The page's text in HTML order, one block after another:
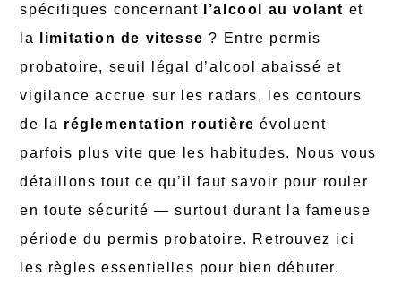
spécifiques concernant
l’alcool au volant et
la
limitation de vitesse ? Entre permis
probatoire, seuil légal d’alcool abaissé et
vigilance accrue sur les radars, les contours
de la réglementation routière évoluent
parfois plus vite que les habitudes. Nous vous
détaillons tout ce qu’il faut savoir pour rouler
en toute sécurité — surtout durant la fameuse
période du permis probatoire. Retrouvez ici
les règles essentielles pour bien débuter.